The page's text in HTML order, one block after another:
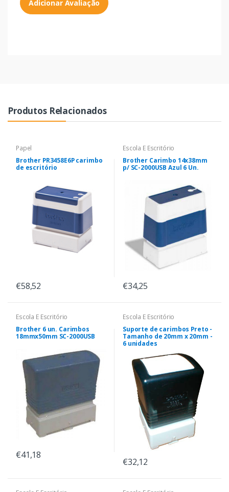
Adicionar Avaliação
Produtos Relacionados
Papel
Brother PR3458E6P carimbo
de escritório
€58,52
Escola E Escritório
Brother Carimbo 14x38mm
p/ SC-2000USB Azul 6 Un.
€34,25
Escola E Escritório
Brother 6 un. Carimbos
18mmx50mm SC-2000USB
€41,18
Escola E Escritório
Suporte de carimbos Preto -
Tamanho de 20mm x 20mm -
6 unidades
€32,12